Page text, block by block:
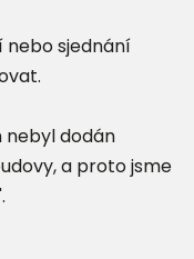
sjednání
nebyl dodán
a proto jsme